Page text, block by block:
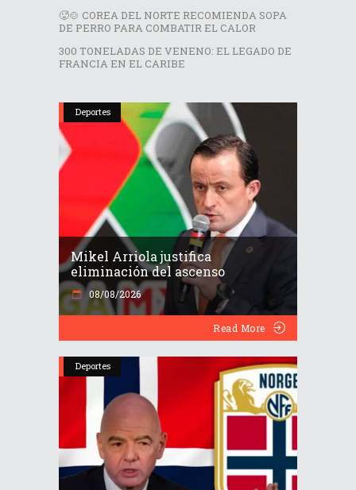
🥵🍲 COREA DEL NORTE RECOMIENDA SOPA
DE PERRO PARA COMBATIR EL CALOR
300 TONELADAS DE VENENO: EL LEGADO DE
FRANCIA EN EL CARIBE
Deportes
Mikel Arriola justifica
eliminación del ascenso
08/08/2026
Read More
Deportes